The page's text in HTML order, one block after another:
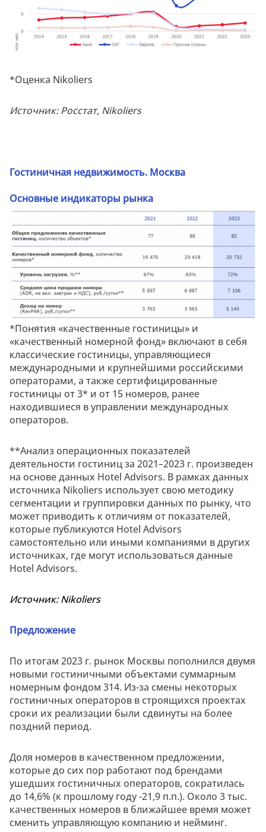
*Оценка Nikoliers
Источник: Росстат, Nikoliers
Гостиничная недвижимость. Москва
Основные индикаторы рынка
*Понятия «качественные гостиницы» и
«качественный номерной фонд» включают в себя
классические гостиницы, управляющиеся
международными и крупнейшими российскими
операторами, а также сертифицированные
гостиницы от 3* и от 15 номеров, ранее
находившиеся в управлении международных
операторов.
**Анализ операционных показателей
деятельности гостиниц за 2021–2023 г. произведен
на основе данных Hotel Advisors. В рамках данных
источника Nikoliers использует свою методику
сегментации и группировки данных по рынку, что
может приводить к отличиям от показателей,
которые публикуются Hotel Advisors
самостоятельно или иными компаниями в других
источниках, где могут использоваться данные
Hotel Advisors.
Источник: Nikoliers
Предложение
По итогам 2023 г. рынок Москвы пополнился двумя
новыми гостиничными объектами суммарным
номерным фондом 314. Из-за смены некоторых
гостиничных операторов в строящихся проектах
сроки их реализации были сдвинуты на более
поздний период.
Доля номеров в качественном предложении,
которые до сих пор работают под брендами
ушедших гостиничных операторов, сократилась
до 14,6% (к прошлому году -21,9 п.п.). Около 3 тыс.
качественных номеров в ближайшее время может
сменить управляющую компанию и нейминг.